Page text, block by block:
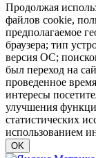
Продолжая
файлов cookie,
предполагаемое
браузера; тип
версия ОС;
был переход на
проведенное
интересы
улучшения
статистических
использованием
OK